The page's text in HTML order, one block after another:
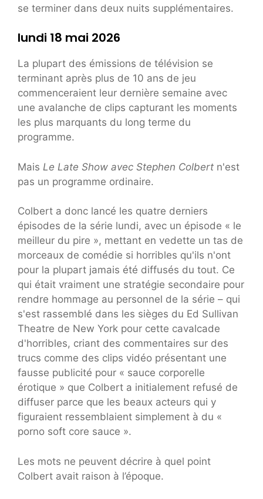
se terminer dans deux nuits supplémentaires.
lundi 18 mai 2026
La plupart des émissions de télévision se
terminant après plus de 10 ans de jeu
commenceraient leur dernière semaine avec
une avalanche de clips capturant les moments
les plus marquants du long terme du
programme.
Mais Le Late Show avec Stephen Colbert n'est
pas un programme ordinaire.
Colbert a donc lancé les quatre derniers
épisodes de la série lundi, avec un épisode « le
meilleur du pire », mettant en vedette un tas de
morceaux de comédie si horribles qu'ils n'ont
pour la plupart jamais été diffusés du tout. Ce
qui était vraiment une stratégie secondaire pour
rendre hommage au personnel de la série – qui
s'est rassemblé dans les sièges du Ed Sullivan
Theatre de New York pour cette cavalcade
d'horribles, criant des commentaires sur des
trucs comme des clips vidéo présentant une
fausse publicité pour « sauce corporelle
érotique » que Colbert a initialement refusé de
diffuser parce que les beaux acteurs qui y
figuraient ressemblaient simplement à du «
porno soft core sauce ».
Les mots ne peuvent décrire à quel point
Colbert avait raison à l’époque.